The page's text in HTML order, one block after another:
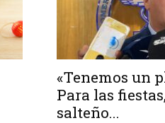
«Tenemos un
Para las
salteño...